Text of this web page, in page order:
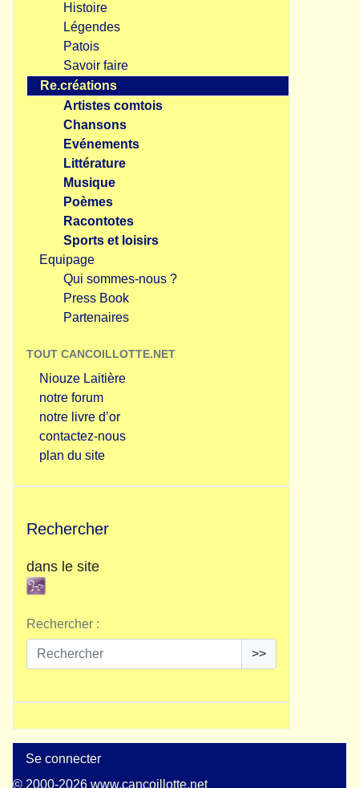
Histoire
Légendes
Patois
Savoir faire
Re.créations
Artistes comtois
Chansons
Evénements
Littérature
Musique
Poèmes
Racontotes
Sports et loisirs
Equipage
Qui sommes-nous ?
Press Book
Partenaires
TOUT CANCOILLOTTE.NET
Niouze Laitière
notre forum
notre livre d’or
contactez-nous
plan du site
Rechercher
dans le site
Rechercher :
>>
Se connecter
© 2000-2026 www.cancoillotte.net